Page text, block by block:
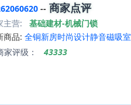
-- 商家点评
主营:
基础建材-机械门锁
商品: 全铜新房时尚设计静音磁吸
家评级：
43333